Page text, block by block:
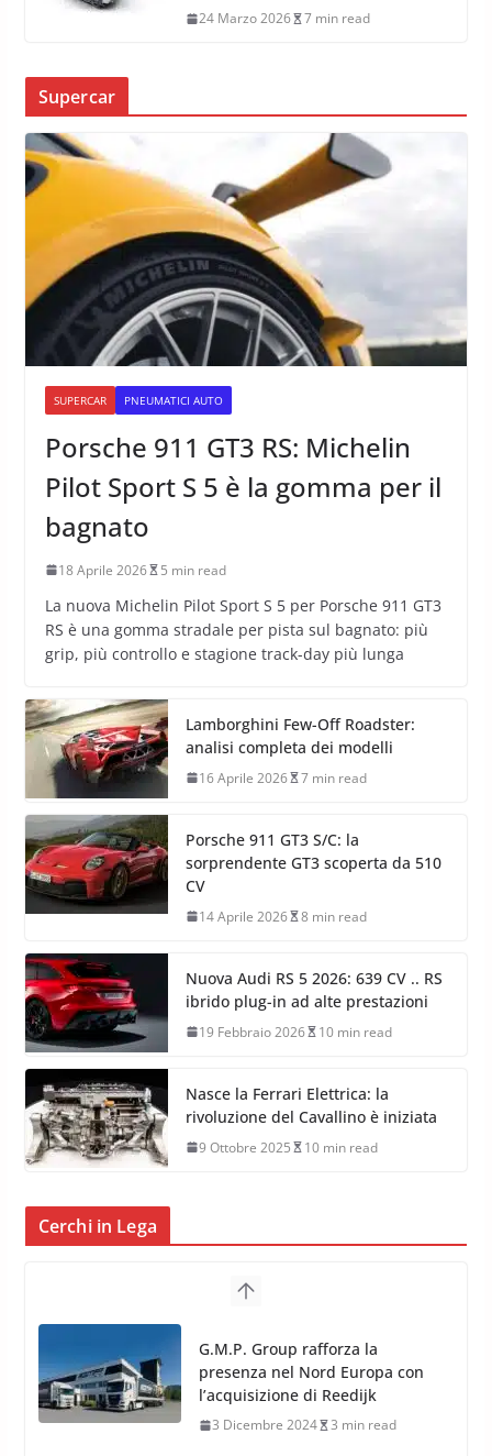
24 Marzo 2026 7 min read
Supercar
SUPERCAR PNEUMATICI AUTO
Porsche 911 GT3 RS: Michelin
Pilot Sport S 5 è la gomma per il
bagnato
18 Aprile 2026 5 min read
La nuova Michelin Pilot Sport S 5 per Porsche 911 GT3
RS è una gomma stradale per pista sul bagnato: più
grip, più controllo e stagione track-day più lunga
Lamborghini Few-Off Roadster:
analisi completa dei modelli
16 Aprile 2026 7 min read
Porsche 911 GT3 S/C: la
sorprendente GT3 scoperta da 510
CV
14 Aprile 2026 8 min read
Nuova Audi RS 5 2026: 639 CV .. RS
ibrido plug-in ad alte prestazioni
19 Febbraio 2026 10 min read
Nasce la Ferrari Elettrica: la
rivoluzione del Cavallino è iniziata
9 Ottobre 2025 10 min read
Cerchi in Lega
TPMS Alcar Sensor – Sistemi di
Monitoraggio Pressione
Pneumatici
4 Aprile 2022 3 min read